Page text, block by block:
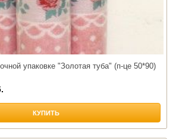
упаковке "Золотая туба" (п-це 50*90)
КУПИТЬ